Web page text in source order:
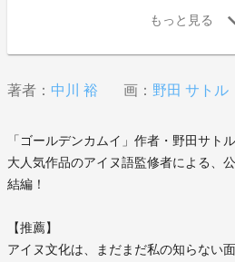
著者： 中川 裕 画： 野田 サトル
「ゴールデンカムイ」作者・野田サト
大人気作品のアイヌ語監修者による、
結編！
【推薦】
アイヌ文化は、まだまだ私の知らない